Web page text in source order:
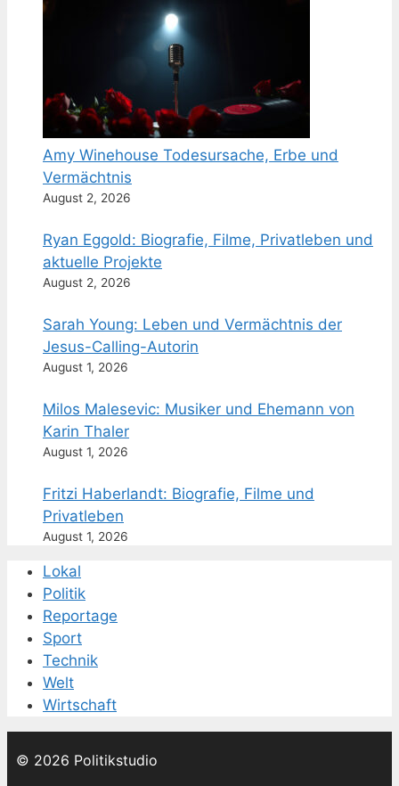
Amy Winehouse Todesursache, Erbe und
Vermächtnis
August 2, 2026
Ryan Eggold: Biografie, Filme, Privatleben und
aktuelle Projekte
August 2, 2026
Sarah Young: Leben und Vermächtnis der
Jesus-Calling-Autorin
August 1, 2026
Milos Malesevic: Musiker und Ehemann von
Karin Thaler
August 1, 2026
Fritzi Haberlandt: Biografie, Filme und
Privatleben
August 1, 2026
Lokal
Politik
Reportage
Sport
Technik
Welt
Wirtschaft
© 2026 Politikstudio